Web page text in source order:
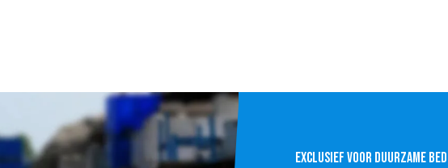
Exclusief voor duurzame